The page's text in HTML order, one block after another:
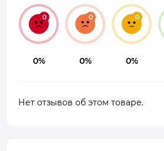
0
0%
0
0%
0
0%
Нет отзывов об этом товаре.